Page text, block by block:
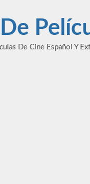
De Cine Español Y